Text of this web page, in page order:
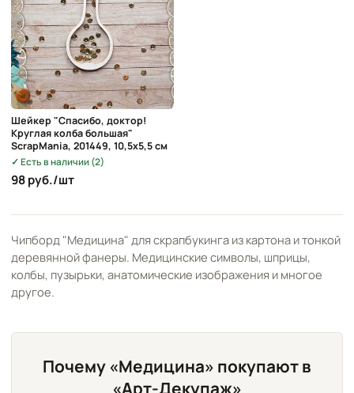
Шейкер "Спасибо, доктор!
Круглая колба большая"
ScrapMania, 201449, 10,5х5,5 см
Есть в наличии (2)
98 руб./шт
Чипборд "Медицина" для скрапбукинга из картона и тонкой
деревянной фанеры. Медицинские символы, шприцы,
колбы, пузырьки, анатомические изображения и многое
другое.
Почему «Медицина» покупают в
«Арт-Декупаж»